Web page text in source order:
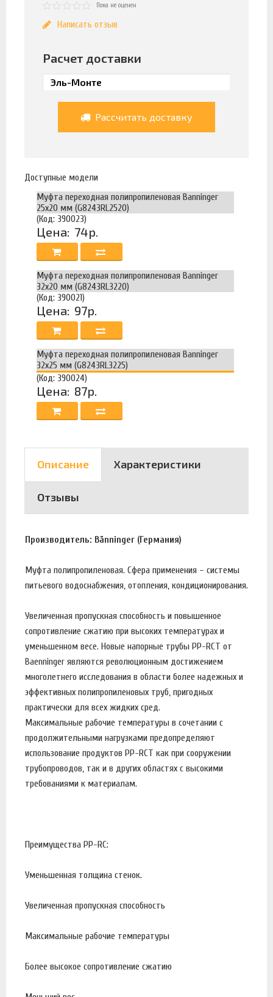
Пока не оценен
Написать отзыв
Расчет доставки
Рассчитать доставку
Доступные модели
Муфта переходная полипропиленовая Banninger
25х20 мм (G8243RL2520)
(Код: 390023)
Цена: 74р.
Муфта переходная полипропиленовая Banninger
32х20 мм (G8243RL3220)
(Код: 390021)
Цена: 97р.
Муфта переходная полипропиленовая Banninger
32х25 мм (G8243RL3225)
(Код: 390024)
Цена: 87р.
Описание Характеристики
Отзывы
Производитель: Bänninger (Германия)
Муфта полипропиленовая. Сфера применения – системы
питьевого водоснабжения, отопления, кондиционирования.
Увеличенная пропускная способность и повышенное
сопротивление сжатию при высоких температурах и
уменьшенном весе. Новые напорные трубы PP-RCT от
Baenninger являются революционным достижением
многолетнего исследования в области более надежных и
эффективных полипропиленовых труб, пригодных
практически для всех жидких сред.
Максимальные рабочие температуры в сочетании с
продолжительными нагрузками предопределяют
использование продуктов PP-RCT как при сооружении
трубопроводов, так и в других областях с высокими
требованиями к материалам.
Преимущества PP-RC:
Уменьшенная толщина стенок.
Увеличенная пропускная способность
Максимальные рабочие температуры
Более высокое сопротивление сжатию